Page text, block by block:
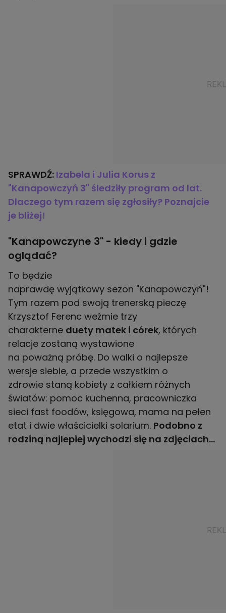
SPRAWDŹ: Izabela i Julia Korus z
"Kanapowczyń 3" śledziły program od lat.
Dlaczego tym razem się zgłosiły? Poznajcie
je bliżej!
"Kanapowczyne 3" - kiedy i gdzie
oglądać?
To będzie
naprawdę wyjątkowy sezon "Kanapowczyń"!
Tym razem pod swoją trenerską pieczę
Krzysztof Ferenc weźmie trzy
charakterne duety matek i córek, których
relacje zostaną wystawione
na poważną próbę. Do walki o najlepsze
wersje siebie, a przede wszystkim o
zdrowie staną kobiety z całkiem różnych
światów: pomoc kuchenna, pracowniczka
sieci fast foodów, księgowa, mama na pełen
etat i dwie właścicielki solarium. Podobno z
rodziną najlepiej wychodzi się na zdjęciach…